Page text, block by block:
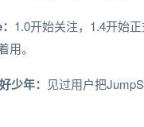
1.0开始关注，1.4开始
用。
少年： 见过用户把